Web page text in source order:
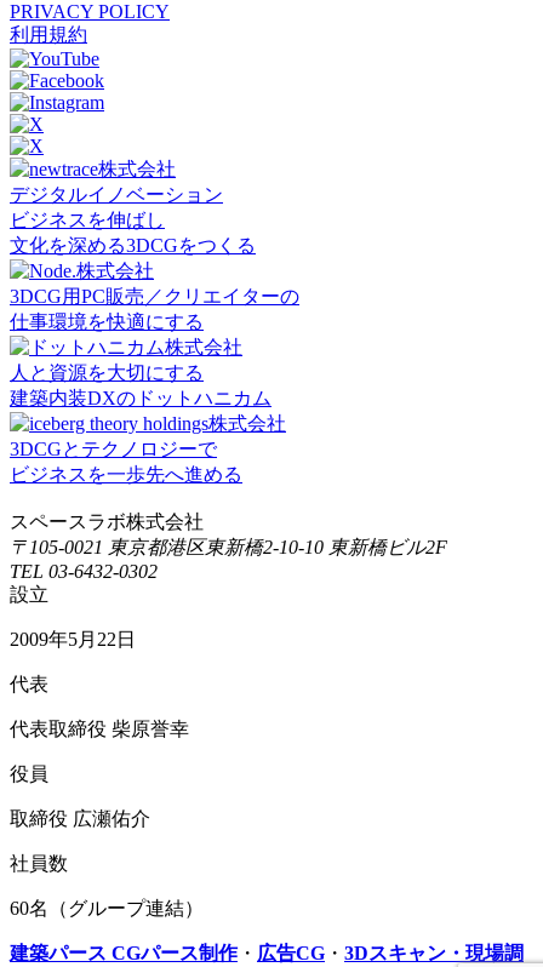
PRIVACY POLICY
利用規約
デジタルイノベーション
ビジネスを伸ばし
文化を深める3DCGをつくる
3DCG用PC販売／クリエイターの
仕事環境を快適にする
人と資源を大切にする
建築内装DXのドットハニカム
3DCGとテクノロジーで
ビジネスを一歩先へ進める
スペースラボ株式会社
〒105-0021 東京都港区東新橋2-10-10 東新橋ビル2F
TEL 03-6432-0302
設立
2009年5月22日
代表
代表取締役 柴原誉幸
役員
取締役 広瀬佑介
社員数
60名（グループ連結）
建築パース CGパース制作・ 広告CG ・ 3Dスキャン・現場調